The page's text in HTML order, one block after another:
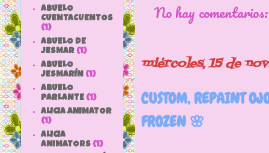
No hay
miércoles, 15 de
CUSTOM, REPAINT
FROZEN 🌸
ABUELO
CUENTACUENTOS
(1)
ABUELO DE
JESMAR (1)
ABUELO
JESMARÍN (1)
ABUELO
PARLANTE (1)
ALICIA ANIMATOR
(1)
ALICIA
ANIMATORS (1)